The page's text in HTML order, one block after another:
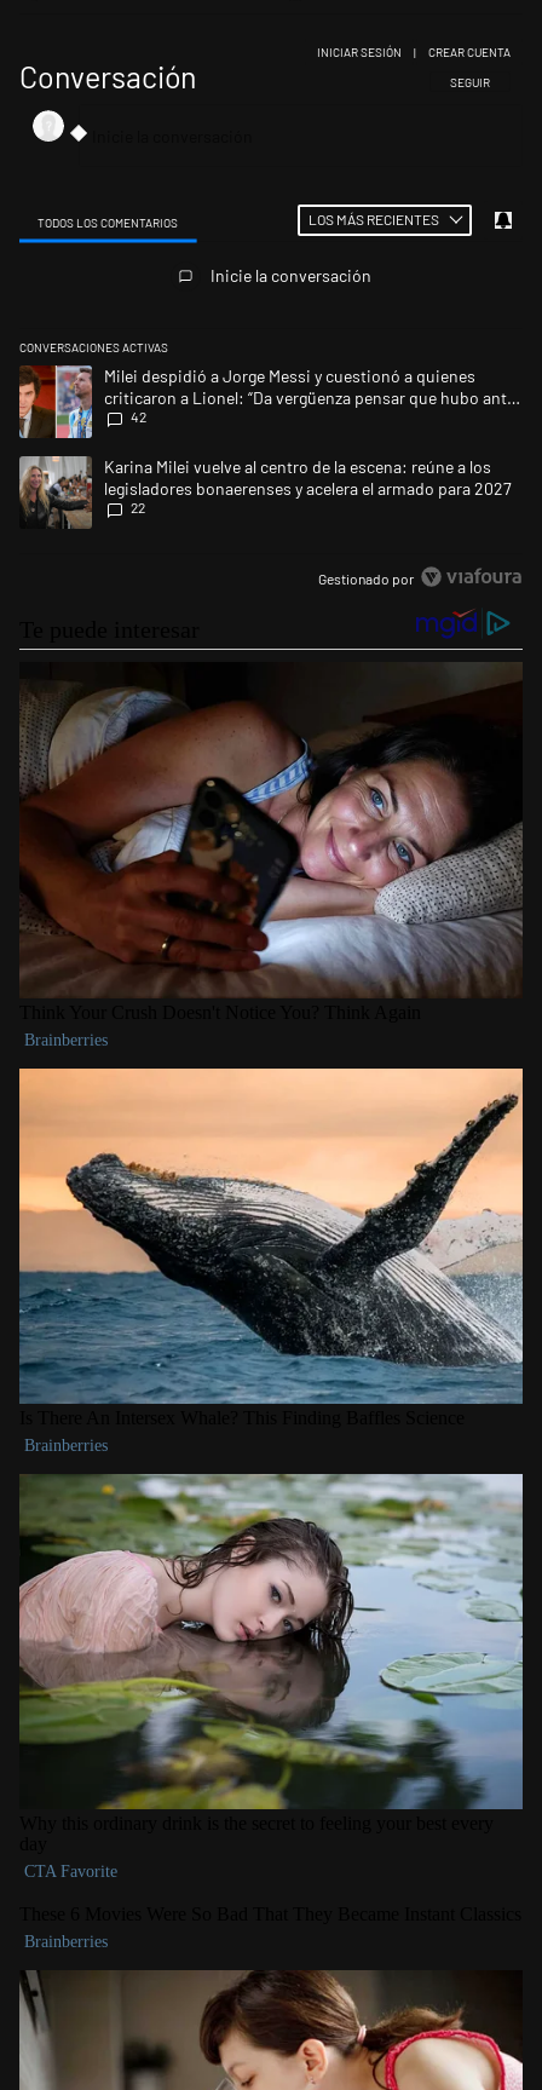
Conversación SIGA ESTA
SEGUIR
INICIAR SESIÓN | CREAR CUENTA
TODOS LOS COMENTARIOS LOS MÁS RECIENTES
Inicie la conversación
CONVERSACIONES ACTIVAS
Este listado muestra los artículos con más comentarios en los últimos
Un artículo de tendencia con el título "Milei despidió a Jorge Messi y
Milei despidió a Jorge Messi y cuestionó a quienes
criticaron a Lionel: “Da vergüenza pensar que hubo anti-
Messi”
42
Un artículo de tendencia con el título "Karina Milei vuelve al centro de
Karina Milei vuelve al centro de la escena: reúne a los
legisladores bonaerenses y acelera el armado para 2027
22
Gestionado por